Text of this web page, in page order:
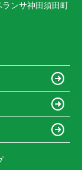
ンサ神田須田町